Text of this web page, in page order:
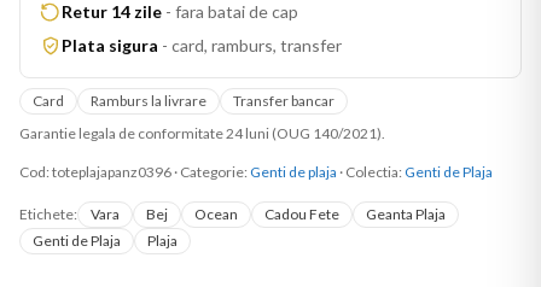
Retur 14 zile - fara batai de cap
Plata sigura - card, ramburs, transfer
Card Ramburs la livrare
Transfer bancar
Garantie legala de conformitate 24 luni (OUG 140/2021).
Cod: toteplajapanz0396 · Categorie: Genti de plaja · Colectia: Genti de Plaja
Etichete: Vara Bej Ocean Cadou Fete
Geanta Plaja
Genti de Plaja
Plaja